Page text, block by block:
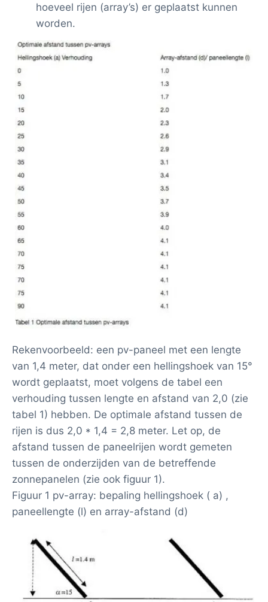
hoeveel rijen (array’s) er geplaatst kunnen
worden.
Rekenvoorbeeld: een pv-paneel met een lengte
van 1,4 meter, dat onder een hellingshoek van 15°
wordt geplaatst, moet volgens de tabel een
verhouding tussen lengte en afstand van 2,0 (zie
tabel 1) hebben. De optimale afstand tussen de
rijen is dus 2,0 * 1,4 = 2,8 meter. Let op, de
afstand tussen de paneelrijen wordt gemeten
tussen de onderzijden van de betreffende
zonnepanelen (zie ook figuur 1).
Figuur 1 pv-array: bepaling hellingshoek ( a) ,
paneellengte (l) en array-afstand (d)